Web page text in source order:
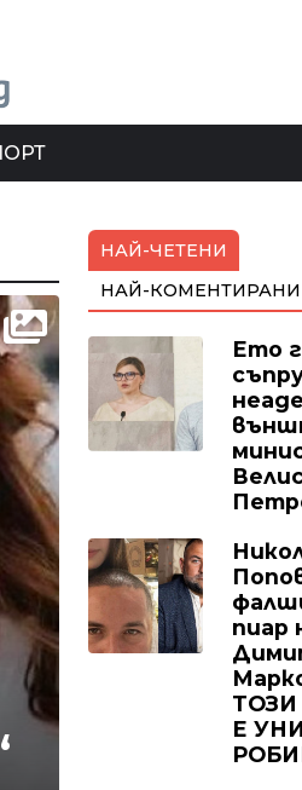
НАЙ-ЧЕТЕНИ
НАЙ-КОМЕНТИРАНИ
Ето
пиар
Е